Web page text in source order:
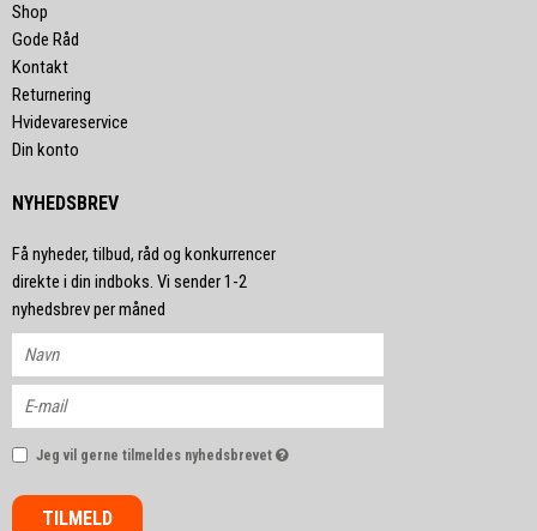
Shop
Gode Råd
Kontakt
Returnering
Hvidevareservice
Din konto
NYHEDSBREV
Få nyheder, tilbud, råd og konkurrencer
direkte i din indboks. Vi sender 1-2
nyhedsbrev per måned
Jeg vil gerne tilmeldes nyhedsbrevet
TILMELD